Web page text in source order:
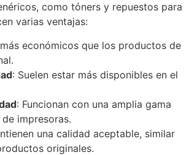
como tóners y repuestos para
varias ventajas:
económicos que los productos de
: Suelen estar más disponibles en el
: Funcionan con una amplia gama
impresoras.
una calidad aceptable, similar
originales.